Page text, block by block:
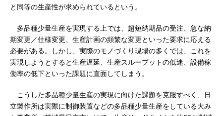
と同等の生産性が求められているという。
多品種少量生産を実現する上では、超短納期品の受注、急な納
期変更／仕様変更、生産計画の頻繁な変更といった要求に応える
必要がある。しかし、実際のモノづくり現場の多くでは、これを
実現しようとすると生産遅延、生産スループットの低迷、設備稼
働率の低下といった課題に直面してしまう。
こうした多品種少量生産の実現に向けた課題を克服すべく、日
立製作所は実際に制御装置などの多品種少量生産をしている大み